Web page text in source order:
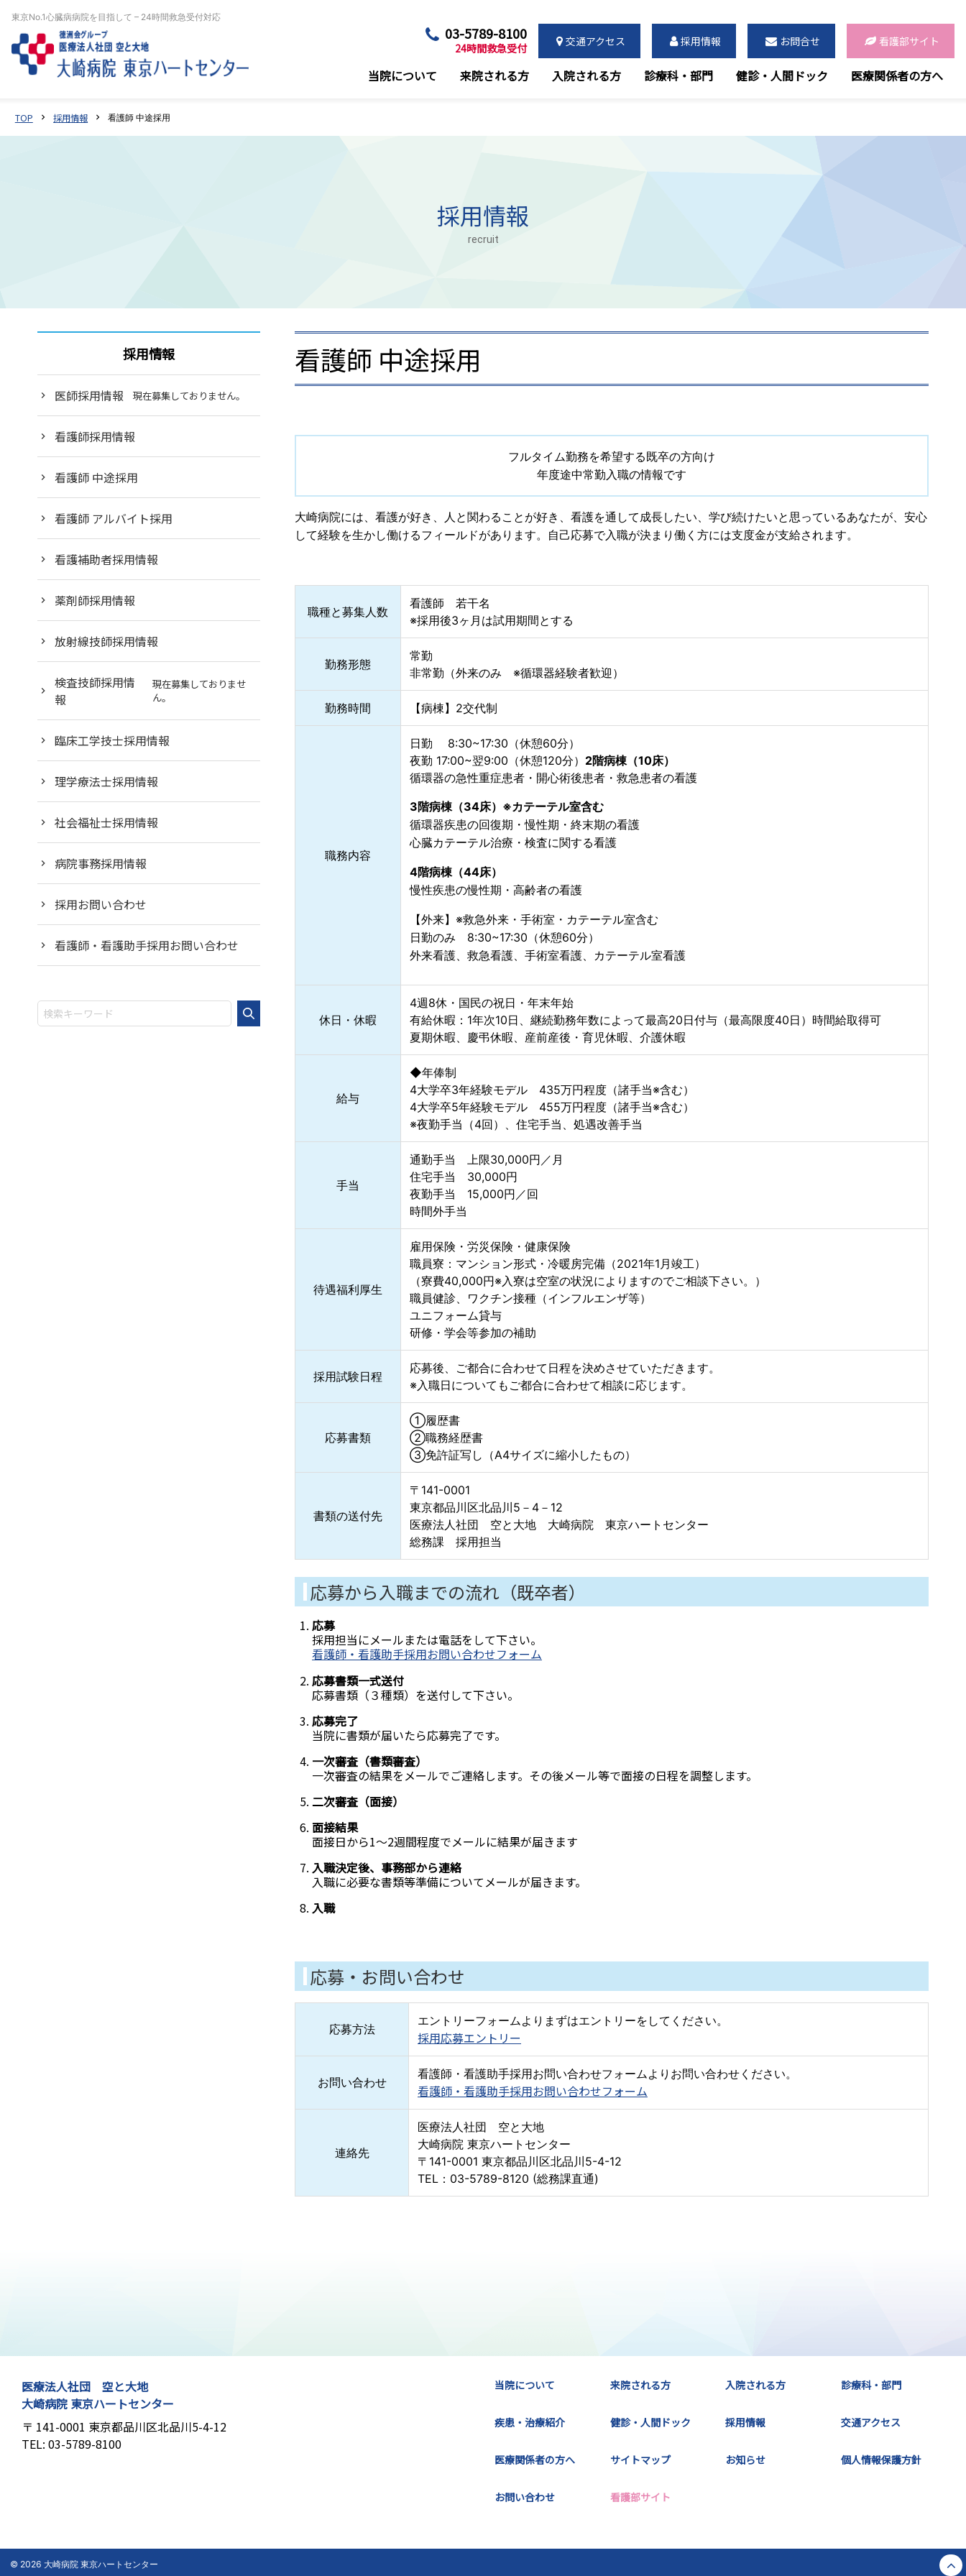
東京No.1心臓病病院を目指して – 24時間救急受付対応
03-5789-8100
24時間救急受付 交通アクセス 採用情報 お問合せ 看護部サイト
当院について 来院される方 入院される方 診療科・部門 健診・人間ドック 医療関係者の方へ
TOP chevron_right 採用情報 chevron_right 看護師 中途採用
採用情報
recruit
看護師 中途採用
フルタイム勤務を希望する既卒の方向け
年度途中常勤入職の情報です
大崎病院には、看護が好き、人と関わることが好き、看護を通して成長したい、学び続けたいと思っているあなたが、安心
して経験を生かし働けるフィールドがあります。自己応募で入職が決まり働く方には支度金が支給されます。
職種と募集人数
看護師 若干名
※採用後3ヶ月は試用期間とする
勤務形態
常勤
非常勤（外来のみ ※循環器経験者歓迎）
勤務時間 【病棟】2交代制
職務内容
日勤 8:30~17:30（休憩60分）
夜勤 17:00~翌9:00（休憩120分） 2階病棟（10床）
循環器の急性重症患者・開心術後患者・救急患者の看護
3階病棟（34床）※カテーテル室含む
循環器疾患の回復期・慢性期・終末期の看護
心臓カテーテル治療・検査に関する看護
4階病棟（44床）
慢性疾患の慢性期・高齢者の看護
【外来】※救急外来・手術室・カテーテル室含む
日勤のみ 8:30~17:30（休憩60分）
外来看護、救急看護、手術室看護、カテーテル室看護
休日・休暇
4週8休・国民の祝日・年末年始
有給休暇：1年次10日、継続勤務年数によって最高20日付与（最高限度40日）時間給取得可
夏期休暇、慶弔休暇、産前産後・育児休暇、介護休暇
給与
◆年俸制
4大学卒3年経験モデル 435万円程度（諸手当※含む）
4大学卒5年経験モデル 455万円程度（諸手当※含む）
※夜勤手当（4回）、住宅手当、処遇改善手当
手当
通勤手当 上限30,000円／月
住宅手当 30,000円
夜勤手当 15,000円／回
時間外手当
待遇福利厚生
雇用保険・労災保険・健康保険
職員寮：マンション形式・冷暖房完備（2021年1月竣工）
（寮費40,000円※入寮は空室の状況によりますのでご相談下さい。）
職員健診、ワクチン接種（インフルエンザ等）
ユニフォーム貸与
研修・学会等参加の補助
採用試験日程
応募後、ご都合に合わせて日程を決めさせていただきます。
※入職日についてもご都合に合わせて相談に応じます。
応募書類
①履歴書
②職務経歴書
③免許証写し（A4サイズに縮小したもの）
書類の送付先
〒141-0001
東京都品川区北品川5－4－12
医療法人社団 空と大地 大崎病院 東京ハートセンター
総務課 採用担当
応募から入職までの流れ（既卒者）
応募
採用担当にメールまたは電話をして下さい。
看護師・看護助手採用お問い合わせフォーム
応募書類一式送付
応募書類（３種類）を送付して下さい。
応募完了
当院に書類が届いたら応募完了です。
一次審査（書類審査）
一次審査の結果をメールでご連絡します。その後メール等で面接の日程を調整します。
二次審査（面接）
面接結果
面接日から1～2週間程度でメールに結果が届きます
入職決定後、事務部から連絡
入職に必要な書類等準備についてメールが届きます。
入職
応募・お問い合わせ
応募方法
エントリーフォームよりまずはエントリーをしてください。
採用応募エントリー
お問い合わせ
看護師・看護助手採用お問い合わせフォームよりお問い合わせください。
看護師・看護助手採用お問い合わせフォーム
連絡先
医療法人社団 空と大地
大崎病院 東京ハートセンター
〒141-0001 東京都品川区北品川5-4-12
TEL：03-5789-8120 (総務課直通)
採用情報
医師採用情報 現在募集しておりません。
看護師採用情報
看護師 中途採用
看護師 アルバイト採用
看護補助者採用情報
薬剤師採用情報
放射線技師採用情報
検査技師採用情
報
現在募集しておりませ
ん。
臨床工学技士採用情報
理学療法士採用情報
社会福祉士採用情報
病院事務採用情報
採用お問い合わせ
看護師・看護助手採用お問い合わせ
医療法人社団 空と大地
大崎病院 東京ハートセンター
141-0001 東京都品川区北品川5-4-12
03-5789-8100
当院について 来院される方 入院される方 診療科・部門
疾患・治療紹介 健診・人間ドック 採用情報 交通アクセス
医療関係者の方へ サイトマップ お知らせ 個人情報保護方針
お問い合わせ 看護部サイト
© 2026 大崎病院 東京ハートセンター